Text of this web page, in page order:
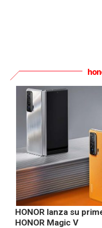
HONOR lanza su
HONOR Magic V